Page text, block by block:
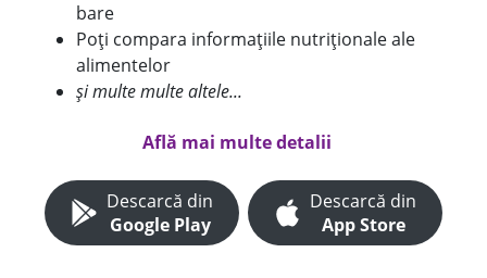
bare
Poți compara informațiile nutriționale ale
alimentelor
și multe multe altele...
Află mai multe detalii
Descarcă din
Google Play
Descarcă din
App Store